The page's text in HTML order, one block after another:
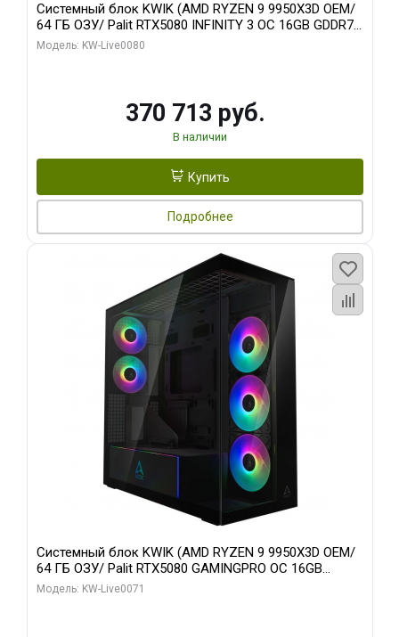
Системный блок KWIK (AMD RYZEN 9 9950X3D OEM/
64 ГБ ОЗУ/ Palit RTX5080 INFINITY 3 OC 16GB GDDR7
256bit 3xDP H/ 960 ГБ SSD)
Модель: KW-Live0080
370 713 руб.
В наличии
Купить
Подробнее
Системный блок KWIK (AMD RYZEN 9 9950X3D OEM/
64 ГБ ОЗУ/ Palit RTX5080 GAMINGPRO OC 16GB
GDDR7 256bit 3xDP HD/ 960 ГБ SSD)
Модель: KW-Live0071